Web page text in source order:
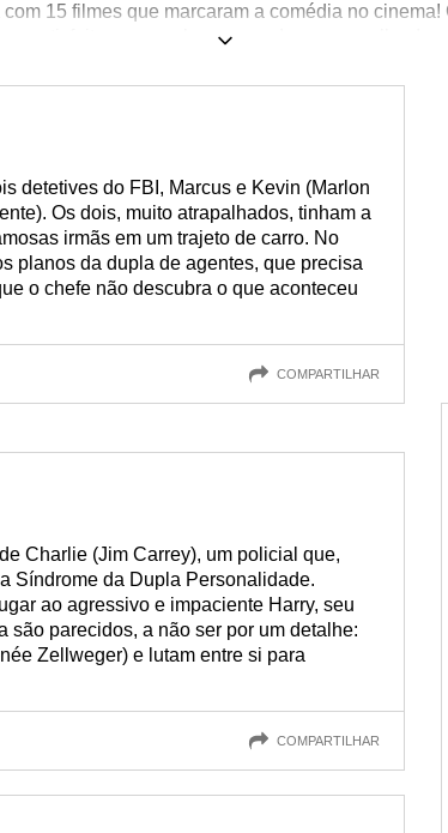
15 filmes que marcaram a comédia no
satisfeito com qualquer uma dessas escolhas!
detetives do FBI, Marcus e Kevin (Marlon
Os dois, muito atrapalhados, tinham a
irmãs em um trajeto de carro. No
planos da dupla de agentes, que precisa
o chefe não descubra o que aconteceu
COMPARTILHAR
Charlie (Jim Carrey), um policial que,
Síndrome da Dupla Personalidade.
ao agressivo e impaciente Harry, seu
são parecidos, a não ser por um detalhe:
Zellweger) e lutam entre si para
COMPARTILHAR